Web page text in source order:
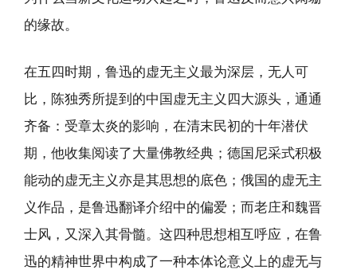
的缘故。
在五四时期，鲁迅的虚无主义最为深层，无人可
比，陈独秀所提到的中国虚无主义四大源头，通通
齐备：受章太炎的影响，在清末民初的十年潜伏
期，他收集阅读了大量佛教经典；德国尼采式积极
能动的虚无主义亦是其思想的底色；俄国的虚无主
义作品，是鲁迅翻译介绍中的偏爱；而老庄和魏晋
士风，又深入其骨髓。这四种思想相互呼应，在鲁
迅的精神世界中构成了一种本体论意义上的虚无与